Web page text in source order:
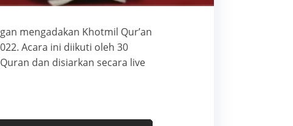
mengadakan Khotmil Qur’an
Acara ini diikuti oleh 30
dan disiarkan secara live